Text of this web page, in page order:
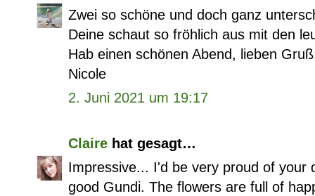
Zwei so schöne und doch ganz
Deine schaut so fröhlich aus mit den
Hab einen schönen Abend, lieben Gruß
Nicole
2. Juni 2021 um 19:17
Claire hat gesagt…
Impressive... I'd be very proud of your
good Gundi. The flowers are full of